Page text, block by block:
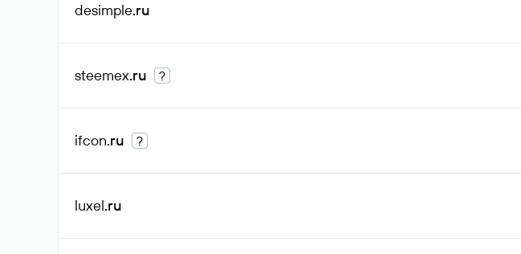
desimple.ru
steemex.ru ?
ifcon.ru ?
luxel.ru